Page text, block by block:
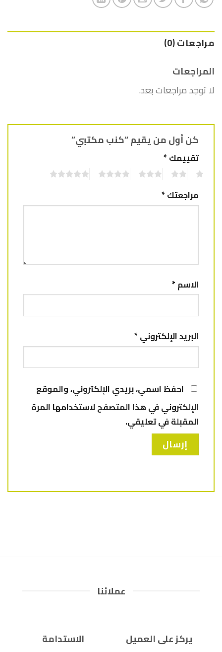
مراجعات (0)
المراجعات
لا توجد مراجعات بعد.
كن أول من يقيم “كنب مكتبي”
تقييمك*
مراجعتك*
الاسم*
البريد الإلكتروني*
احفظ اسمي، بريدي الإلكتروني، والموقع
الإلكتروني في هذا المتصفح لاستخدامها المرة
المقبلة في تعليقي.
عملائنا
يركز على العميل
الاستدامة